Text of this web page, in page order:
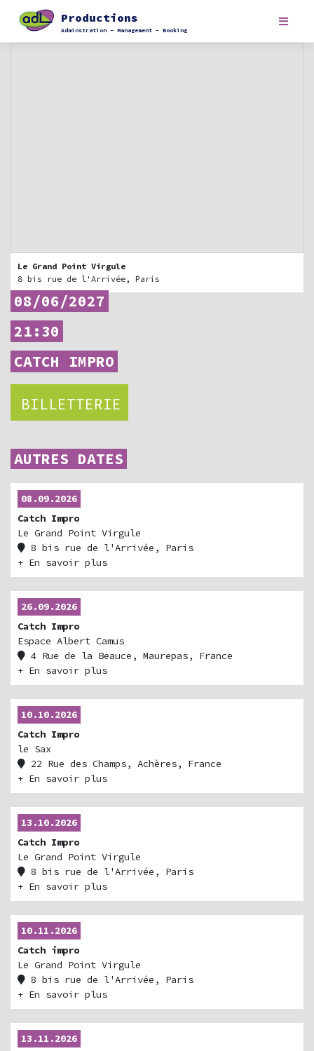
content
Productions
Adminstration – Management – Booking
Le Grand Point Virgule
8 bis rue de l'Arrivée, Paris
08/06/2027
21:30
CATCH IMPRO
BILLETTERIE
AUTRES DATES
08.09.2026
Catch Impro
Le Grand Point Virgule
8 bis rue de l'Arrivée, Paris
Billetterie
+ En savoir plus
26.09.2026
Catch Impro
Espace Albert Camus
4 Rue de la Beauce, Maurepas, France
+ En savoir plus
10.10.2026
Catch Impro
le Sax
22 Rue des Champs, Achères, France
+ En savoir plus
13.10.2026
Catch Impro
Le Grand Point Virgule
8 bis rue de l'Arrivée, Paris
Billetterie
+ En savoir plus
10.11.2026
Catch impro
Le Grand Point Virgule
8 bis rue de l'Arrivée, Paris
Billetterie
+ En savoir plus
13.11.2026